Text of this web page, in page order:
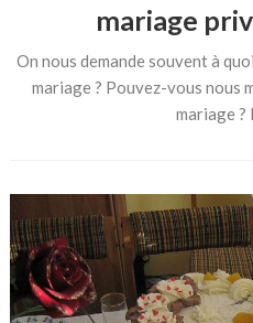
mariage
On nous demande souvent à
mariage ? Pouvez-vous nous
mariage ?